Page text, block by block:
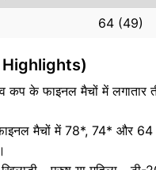
64 (49)
Highlights)
कप के फाइनल मैचों में लगातार
मैचों में 78*, 74* और 64